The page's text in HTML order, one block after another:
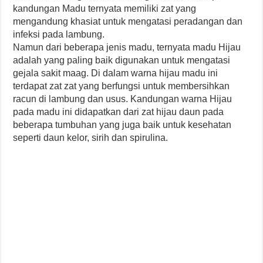
kandungan Madu ternyata memiliki zat yang
mengandung khasiat untuk mengatasi peradangan dan
infeksi pada lambung.
Namun dari beberapa jenis madu, ternyata madu Hijau
adalah yang paling baik digunakan untuk mengatasi
gejala sakit maag. Di dalam warna hijau madu ini
terdapat zat zat yang berfungsi untuk membersihkan
racun di lambung dan usus. Kandungan warna Hijau
pada madu ini didapatkan dari zat hijau daun pada
beberapa tumbuhan yang juga baik untuk kesehatan
seperti daun kelor, sirih dan spirulina.